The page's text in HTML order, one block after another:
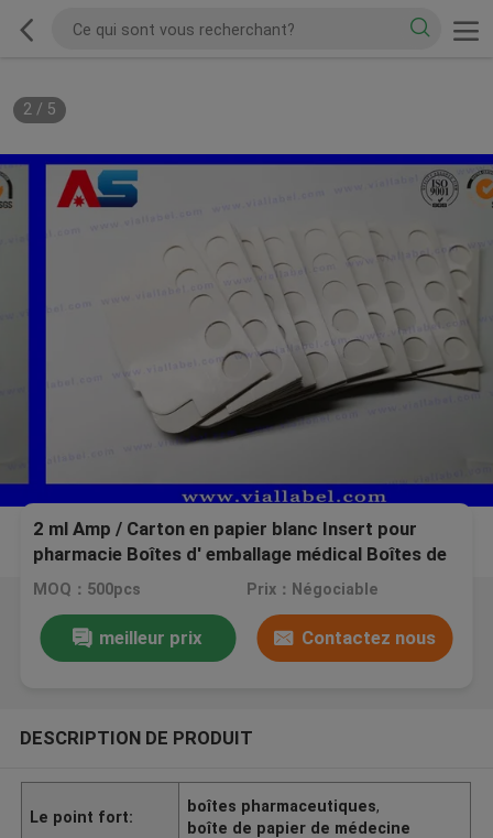
2/ 5
2 ml Amp / Carton en papier blanc Insert pour
pharmacie Boîtes d' emballage médical Boîtes de
pilule sur mesure
MOQ：500pcs Prix：Négociable
meilleur prix Contactez nous
DESCRIPTION DE PRODUIT
Le point fort:
boîtes pharmaceutiques,
boîte de papier de médecine